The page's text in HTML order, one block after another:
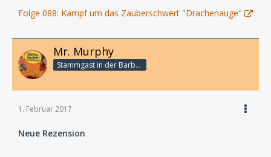
Folge 088: Kampf um das Zauberschwert "Drachenauge"
Mr. Murphy
Stammgast in der Barbarabar
1. Februar 2017
Neue Rezension